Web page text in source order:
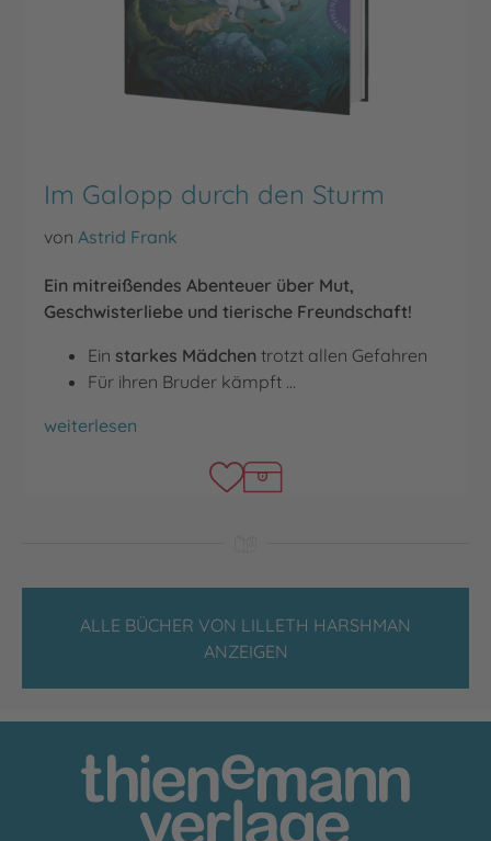
Im Galopp durch den Sturm
von Astrid Frank
Ein mitreißendes Abenteuer über Mut,
Geschwisterliebe und tierische Freundschaft!
Ein starkes Mädchen trotzt allen Gefahren
Für ihren Bruder kämpft …
Im Galopp durch den Sturm
weiterlesen
ALLE BÜCHER VON LILLETH HARSHMAN
ANZEIGEN